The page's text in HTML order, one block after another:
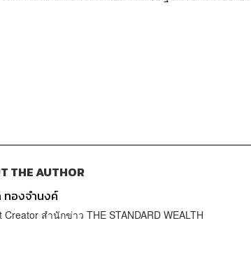
THE AUTHOR
ทองจำนงค์
Creator สำนักข่าว THE STANDARD WEALTH